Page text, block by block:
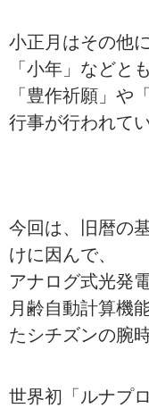
小正月はその他
「小年」などと
「豊作祈願」や
行事が行われて
今回は、旧暦の
けに因んで、
アナログ式光発
月齢自動計算機
たシチズンの腕
世界初「ルナプ